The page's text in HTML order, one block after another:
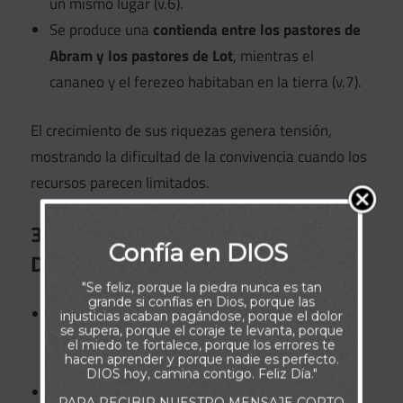
Se produce una contienda entre los pastores de
Abram y los pastores de Lot, mientras el
cananeo y el ferezeo habitaban en la tierra (v.7).
El crecimiento de sus riquezas genera tensión,
mostrando la dificultad de la convivencia cuando los
recursos parecen limitados.
3. La Generosidad de Abram y la
Decisión de Lot (Génesis 13:8-13)
Abram propone la paz:
“No haya ahora altercado entre nosotros,
porque somos hermanos”(v.8).
Abram ofrece a Lot la libertad de escoger
Confía en DIOS
"Se feliz, porque la piedra nunca es tan
grande si confías en Dios, porque las
injusticias acaban pagándose, porque el dolor
se supera, porque el coraje te levanta, porque
el miedo te fortalece, porque los errores te
hacen aprender y porque nadie es perfecto.
DIOS hoy, camina contigo. Feliz Día."